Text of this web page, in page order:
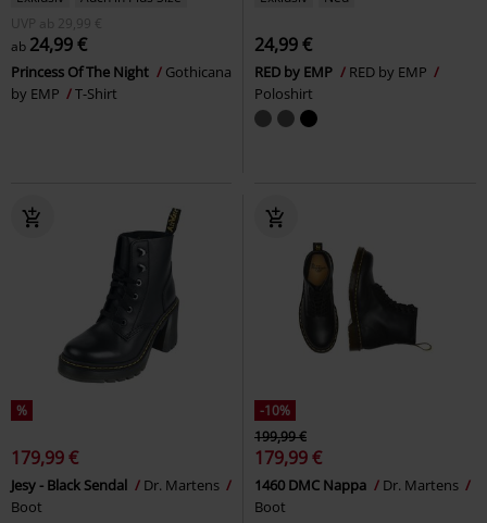
UVP
ab 29,99 €
ab 24,99 €
Princess Of The Night
Gothicana
by EMP
T-Shirt
24,99 €
RED by EMP
RED by EMP
Poloshirt
%
179,99 €
Jesy - Black Sendal
Dr. Martens
Boot
-10%
199,99 €
179,99 €
1460 DMC Nappa
Dr. Martens
Boot